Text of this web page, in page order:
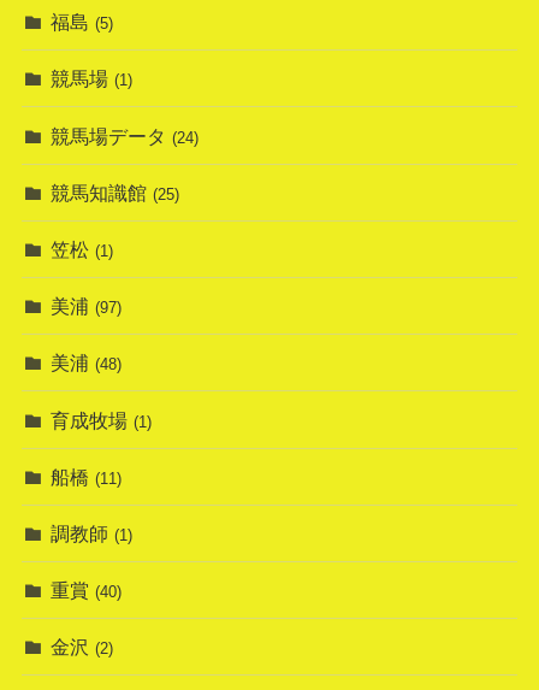
福島 (5)
競馬場 (1)
競馬場データ (24)
競馬知識館 (25)
笠松 (1)
美浦 (97)
美浦 (48)
育成牧場 (1)
船橋 (11)
調教師 (1)
重賞 (40)
金沢 (2)